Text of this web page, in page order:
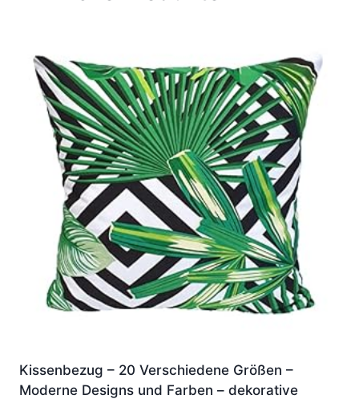
Kissenbezug – 20 Verschiedene Größen –
Moderne Designs und Farben – dekorative